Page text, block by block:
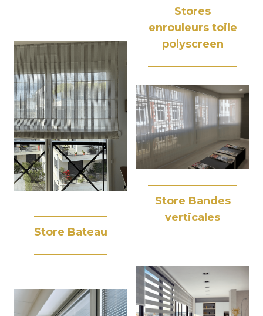
Stores
enrouleurs toile
polyscreen
Store Bateau
Store Bandes
verticales